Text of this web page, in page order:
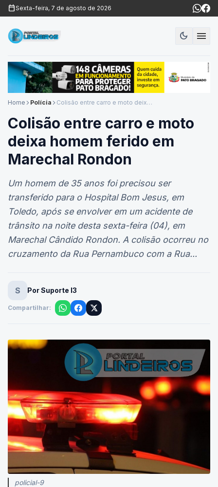
calendar_todaySexta-feira, 7 de agosto de 2026
dark_modeModo
menu
Home arrow_forward_ios Polícia arrow_forward_ios Colisão entre carro e moto deixa homem ferido em Marechal Rondon
Colisão entre carro e moto
deixa homem ferido em
Marechal Rondon
Um homem de 35 anos foi precisou ser
transferido para o Hospital Bom Jesus, em
Toledo, após se envolver em um acidente de
trânsito na noite desta sexta-feira (04), em
Marechal Cândido Rondon. A colisão ocorreu no
cruzamento da Rua Pernambuco com a Rua...
S Por Suporte I3
Compartilhar:
policial-9